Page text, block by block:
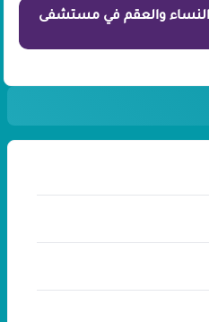
والعقم في مستشفى